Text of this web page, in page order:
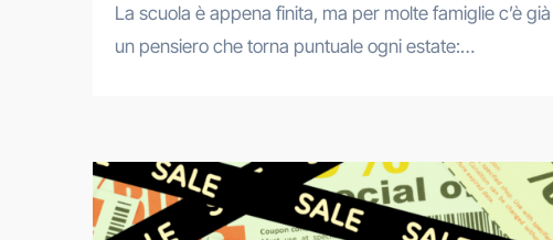
La scuola è appena finita, ma per molte famiglie c’è già
un pensiero che torna puntuale ogni estate:…